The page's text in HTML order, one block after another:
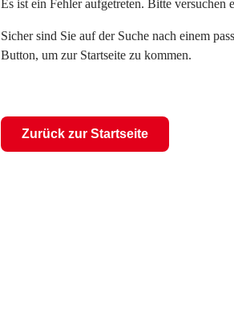
Es ist ein Fehler aufgetreten. Bitte versuchen
Sicher sind Sie auf der Suche nach einem
Button, um zur Startseite zu kommen.
Zurück zur Startseite